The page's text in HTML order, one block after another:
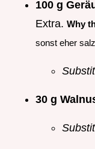
100 g
Extra. Why
sonst eher
30 g